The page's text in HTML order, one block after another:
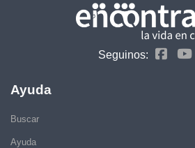
Seguinos:
Ayuda
Buscar
Ayuda